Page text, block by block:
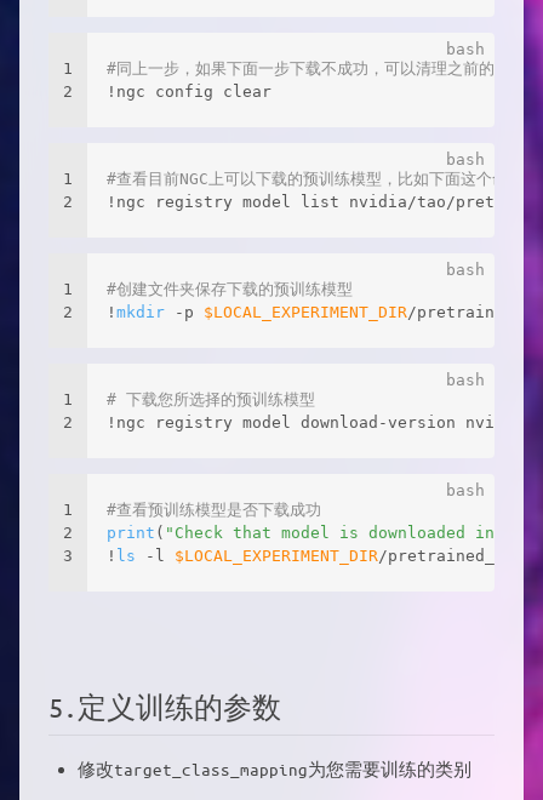
1
2
#同上一步，如果下面一步下载不成功，可以清理之前的验证
!ngc config clear
1
2
#查看目前NGC上可以下载的预训练模型，比如下面这个命令
!ngc registry model list nvidia/tao/
1
2
#创建文件夹保存下载的预训练模型
! mkdir -p $LOCAL_EXPERIMENT_DIR/
1
2
# 下载您所选择的预训练模型
!ngc registry model download-version
1
2
3
#查看预训练模型是否下载成功
print ( "Check that model is downloaded into
! ls -l $LOCAL_EXPERIMENT_DIR/
5.定义训练的参数
修改target_class_mapping为您需要训练的类别